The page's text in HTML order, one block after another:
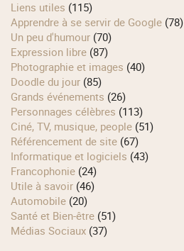
Liens utiles (115)
Apprendre à se servir de Google (78)
Un peu d'humour (70)
Expression libre (87)
Photographie et images (40)
Doodle du jour (85)
Grands événements (26)
Personnages célèbres (113)
Ciné, TV, musique, people (51)
Référencement de site (67)
Informatique et logiciels (43)
Francophonie (24)
Utile à savoir (46)
Automobile (20)
Santé et Bien-être (51)
Médias Sociaux (37)